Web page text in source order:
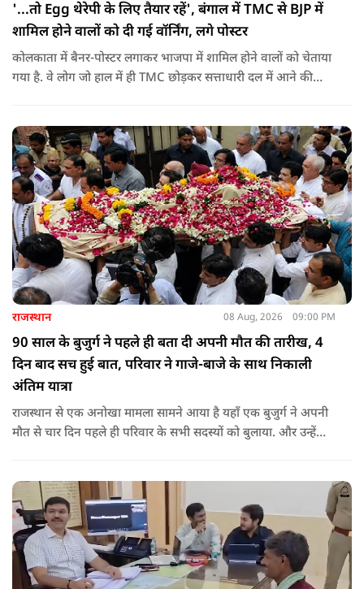
'...तो Egg थेरेपी के लिए तैयार रहें', बंगाल में TMC से BJP में
शामिल होने वालों को दी गई वॉर्निंग, लगे पोस्टर
कोलकाता में बैनर-पोस्टर लगाकर भाजपा में शामिल होने वालों को चेताया
गया है. वे लोग जो हाल में ही TMC छोड़कर सत्ताधारी दल में आने की
राजस्थान 08 Aug, 2026 09:00 PM
90 साल के बुजुर्ग ने पहले ही बता दी अपनी मौत की तारीख, 4
दिन बाद सच हुई बात, परिवार ने गाजे-बाजे के साथ निकाली
अंतिम यात्रा
राजस्थान से एक अनोखा मामला सामने आया है यहाँ एक बुजुर्ग ने अपनी
मौत से चार दिन पहले ही परिवार के सभी सदस्यों को बुलाया. और उन्हें